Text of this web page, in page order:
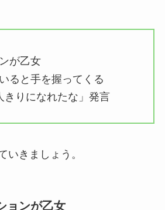
が乙女
ると手を握ってくる
きりになれたな」発言
いきましょう。
ンが乙女